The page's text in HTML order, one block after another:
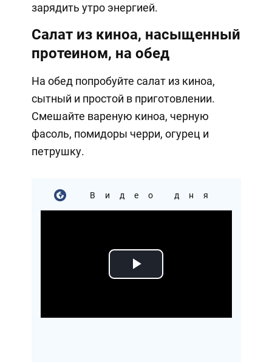
зарядить утро энергией.
Салат из киноа, насыщенный
протеином, на обед
На обед попробуйте салат из киноа,
сытный и простой в приготовлении.
Смешайте вареную киноа, черную
фасоль, помидоры черри, огурец и
петрушку.
Видео дня
Play